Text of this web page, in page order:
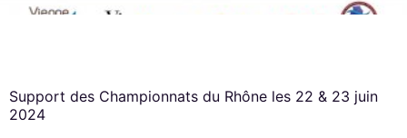
Support des Championnats du Rhône les 22 & 23 juin
2024